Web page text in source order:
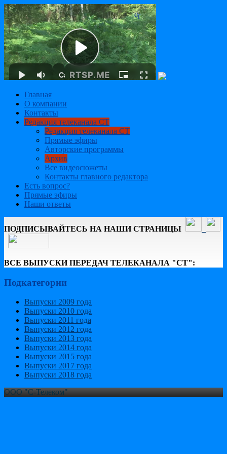
Главная
О компании
Контакты
Редакция телеканала СТ
Редакция телеканала СТ
Прямые эфиры
Авторские программы
Архив
Все видеосюжеты
Контакты главного редактора
Есть вопрос?
Прямые эфиры
Наши ответы
ПОДПИСЫВАЙТЕСЬ НА НАШИ СТРАНИЦЫ
ВСЕ ВЫПУСКИ ПЕРЕДАЧ ТЕЛЕКАНАЛА "СТ":
Подкатегории
Выпуски 2009 года
Выпуски 2010 года
Выпуски 2011 года
Выпуски 2012 года
Выпуски 2013 года
Выпуски 2014 года
Выпуски 2015 года
Выпуски 2017 года
Выпуски 2018 года
ООО "С-Телеком"